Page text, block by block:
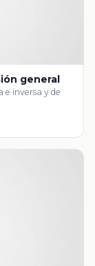
general
e inversa y de